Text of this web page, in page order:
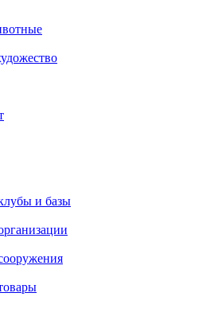
и базы